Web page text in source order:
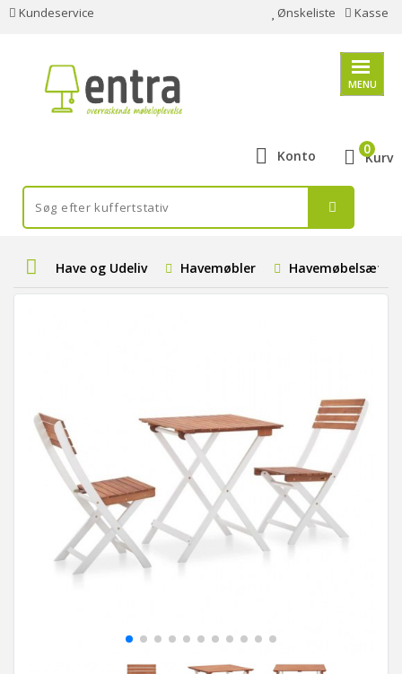
Kundeservice Ønskeliste Kasse
MENU
Konto Kurv
0
Have og Udeliv Havemøbler Havemøbelsæt